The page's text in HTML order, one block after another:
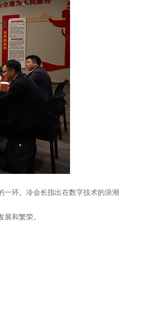
一环。冷会长指出在数字技术的浪潮
和繁荣。